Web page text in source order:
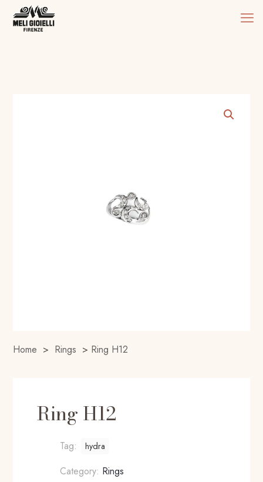
Home > Rings > Ring H12
Ring H12
Tag: hydra
Category: Rings